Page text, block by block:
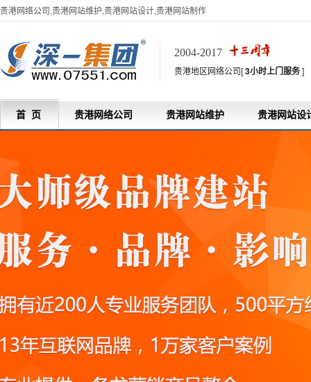
贵港网络公司,贵港网站维护,贵港网站设计,贵港网站制作
2004-2017
贵港地区网络公司[3小时上门服务]
首 页 贵港网络公司 贵港网站维护 贵港网站设